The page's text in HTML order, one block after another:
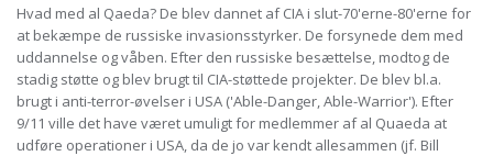
Hvad med al Qaeda? De blev dannet af CIA i slut-70'erne-80'erne for
at bekæmpe de russiske invasionsstyrker. De forsynede dem med
uddannelse og våben. Efter den russiske besættelse, modtog de
stadig støtte og blev brugt til CIA-støttede projekter. De blev bl.a.
brugt i anti-terror-øvelser i USA ('Able-Danger, Able-Warrior'). Efter
9/11 ville det have været umuligt for medlemmer af al Quaeda at
udføre operationer i USA, da de jo var kendt allesammen (jf. Bill